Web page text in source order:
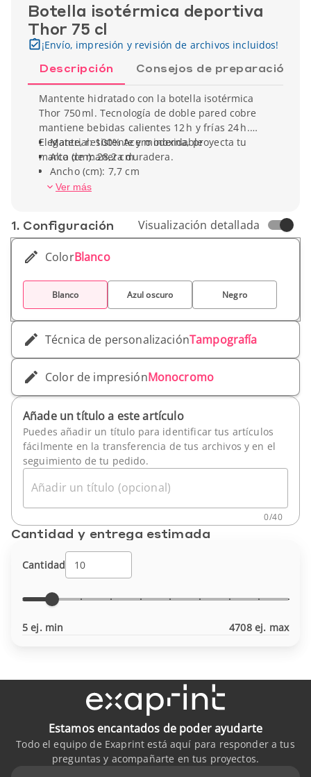
Botella isotérmica deportiva
Thor 75 cl
¡Envío, impresión y revisión de archivos incluidos!
Descripción Consejos de preparación
Mantente hidratado con la botella isotérmica
Thor 750 ml. Tecnología de doble pared cobre
mantiene bebidas calientes 12 h y frías 24 h.
Elegante, resistente y moderna, proyecta tu
marca de manera duradera.
Material: 100% Acero inoxidable
Alto (cm): 28,2 cm
Ancho (cm): 7,7 cm
Capacidad: 75 cl
Ver más
1. Conf­iguración Visualización detallada
ColorBlanco
Blanco Azul oscuro Negro
Técnica de personalizaciónTampografía
Color de impresiónMonocromo
Añade un título a este artículo
Puedes añadir un título para identificar tus artículos
fácilmente en la transferencia de tus archivos y en el
seguimiento de tu pedido.
Añadir un título (opcional)
0/40
Cantidad y entrega estimada
Cantidad
5 ej. min 4708 ej. max
Estamos encantados de poder ayudarte
Todo el equipo de Exaprint está aquí para responder a tus
preguntas y acompañarte en tus proyectos.